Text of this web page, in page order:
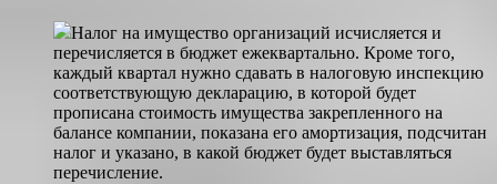
Налог на имущество организаций исчисляется и
перечисляется в бюджет ежеквартально. Кроме того,
каждый квартал нужно сдавать в налоговую инспекцию
соответствующую декларацию, в которой будет
прописана стоимость имущества закрепленного на
балансе компании, показана его амортизация, подсчитан
налог и указано, в какой бюджет будет выставляться
перечисление.